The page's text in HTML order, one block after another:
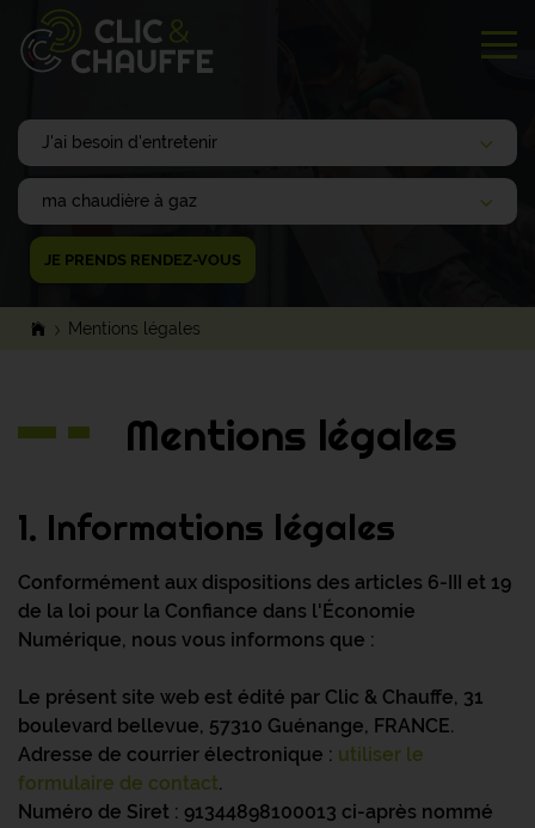
JE PRENDS RENDEZ-VOUS
Mentions légales
Mentions légales
1. Informations légales
Conformément aux dispositions des articles 6-III et 19
de la loi pour la Confiance dans l'Économie
Numérique, nous vous informons que :
Le présent site web est édité par Clic & Chauffe, 31
boulevard bellevue, 57310 Guénange, FRANCE.
Adresse de courrier électronique : utiliser le
formulaire de contact.
Numéro de Siret : 91344898100013 ci-après nommé